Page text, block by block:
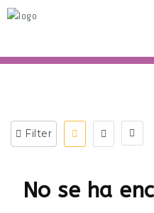
Filter
No se ha